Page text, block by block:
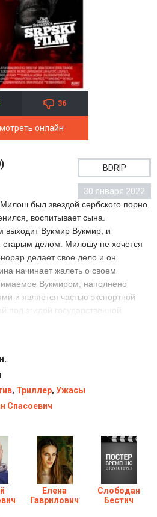
36
онлайн
BDRIP
30 января 2022
был звездой сербского порно.
воспитывает сына.
выходит Вукмир Вукмир, и
старым делом. Милошу не хочется
делает свое дело и он
начинает жалеть о своем
Вукмиром, наполнено
и является частью экспортной
под эгидой государственной
в хорошем качестве HD
, Триллер, Ужасы
Спасоевич
Елена
Гаврилович
Слободан
Бестич